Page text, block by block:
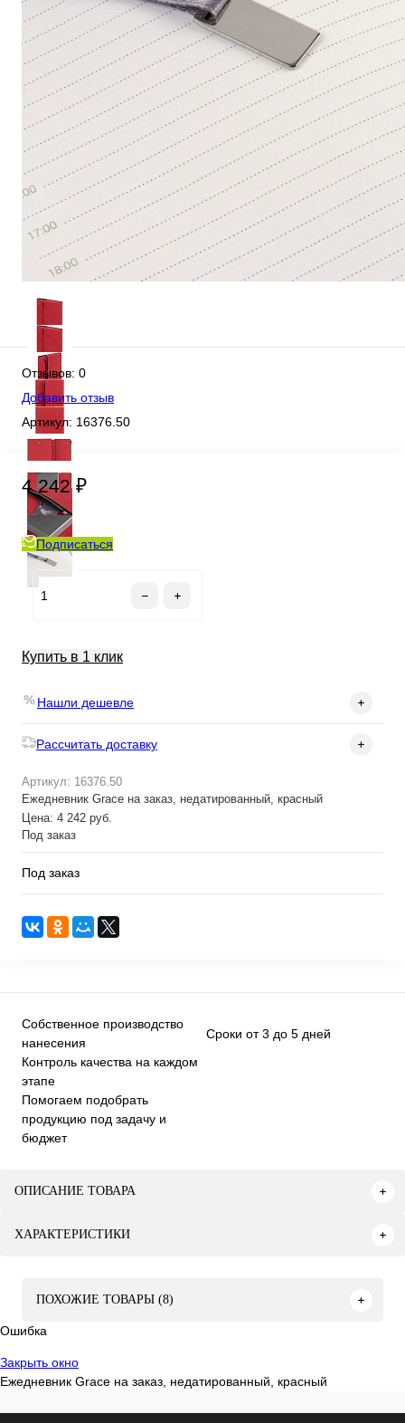
Отзывов: 0
Добавить отзыв
Артикул: 16376.50
4 242 ₽
Подписаться
Купить в 1 клик
Нашли дешевле
Рассчитать доставку
Артикул: 16376.50
Ежедневник Grace на заказ, недатированный, красный
Цена: 4 242 руб.
Под заказ
Под заказ
Собственное производство
нанесения
Сроки от 3 до 5 дней
Контроль качества на каждом
этапе
Помогаем подобрать
продукцию под задачу и
бюджет
ОПИСАНИЕ ТОВАРА
ХАРАКТЕРИСТИКИ
ПОХОЖИЕ ТОВАРЫ (8)
Ошибка
Закрыть окно
Ежедневник Grace на заказ, недатированный, красный